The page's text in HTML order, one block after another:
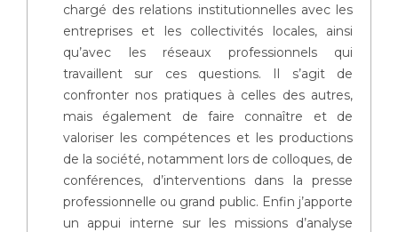
chargé des relations institutionnelles avec les
entreprises et les collectivités locales, ainsi
qu’avec les réseaux professionnels qui
travaillent sur ces questions. Il s’agit de
confronter nos pratiques à celles des autres,
mais également de faire connaître et de
valoriser les compétences et les productions
de la société, notamment lors de colloques, de
conférences, d’interventions dans la presse
professionnelle ou grand public. Enfin j’apporte
un appui interne sur les missions d’analyse